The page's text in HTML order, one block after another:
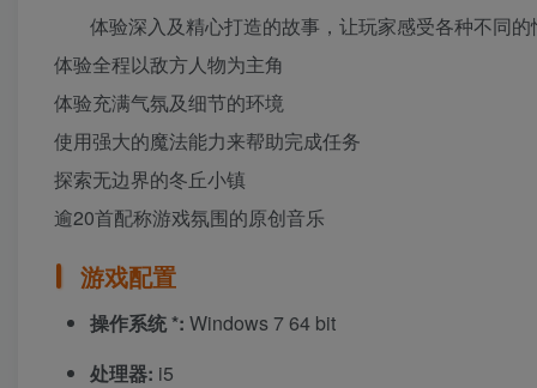
体验深入及精心打造的故事，让玩家感受各种不同的
体验全程以敌方人物为主角
体验充满气氛及细节的环境
使用强大的魔法能力来帮助完成任务
探索无边界的冬丘小镇
逾20首配称游戏氛围的原创音乐
游戏配置
操作系统 *: Windows 7 64 bit
处理器: i5